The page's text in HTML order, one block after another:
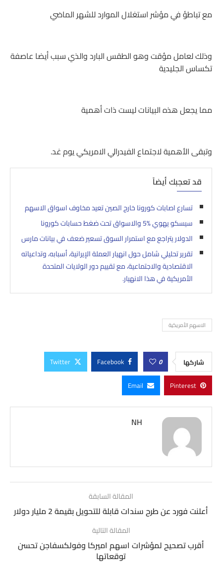
مع تباطؤ في مؤشر استغلال الموارد للشهر الماضي
وذلك لعامل مؤقت وهو الطقس البارد والذي سبب أيضا عاصفة
تكساس الجليدية
مما يجعل هذه البيانات ليست ذات أهمية
وتبقى الأهمية لاجتماع الفيدرالي الامريكي يوم غد.
قد تعجبك أيضاً
تسارع اصابات كورونا خارج الصين تعيد مخاوف اسواق الاسهم
سيسكو يهوي 5‎%‎ والاسواق تحت ضغط حسابات كورونا
الدولار يتراجع مع استمرار السوق تسعير ضعف في بيانات مارس
تقرير تحليلي شامل حول انهيار العملة الإيرانية، أسبابه، وتداعياته
الاقتصادية والاجتماعية، مع تقييم دور الولايات المتحدة
الأمريكية في هذا الانهيار.
الاسهم الأمريكية
شاركها 0
Facebook
Twitter
Pinterest
Email
NH
المقالة السابقة
أعلنت فورد عن طرح سندات قابلة للتحويل بقيمة 2 مليار دولار
المقالة التالية
أقرب تصحيح لمؤشرات اسهم اميركا وفولكسفاجن تحسن
توقعاتها